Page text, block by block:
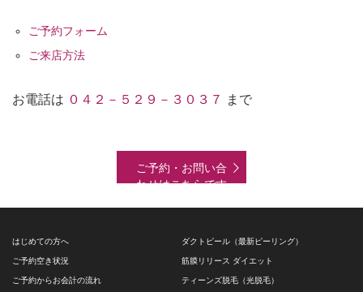
ご予約フォーム
ご来店方法
お電話は ０４２－５２９－３０３７ まで
ご予約・お問い合
わせはこちらです
はじめての方へ
ご予約空き状況
ご予約からお会計の流れ
ダクトピール（最新ピーリング）
筋膜リリース ダイエット
ティーンズ脱毛（光脱毛）